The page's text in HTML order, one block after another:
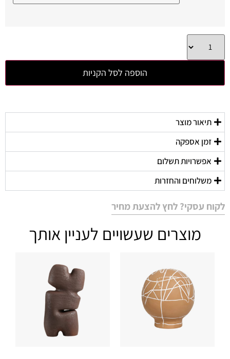
הוספה לסל הקניות
תיאור מוצר
זמן אספקה
אפשרויות תשלום
משלוחים והחזרות
לקוח עסקי? לחץ להצעת מחיר
מוצרים שעשויים לעניין אותך